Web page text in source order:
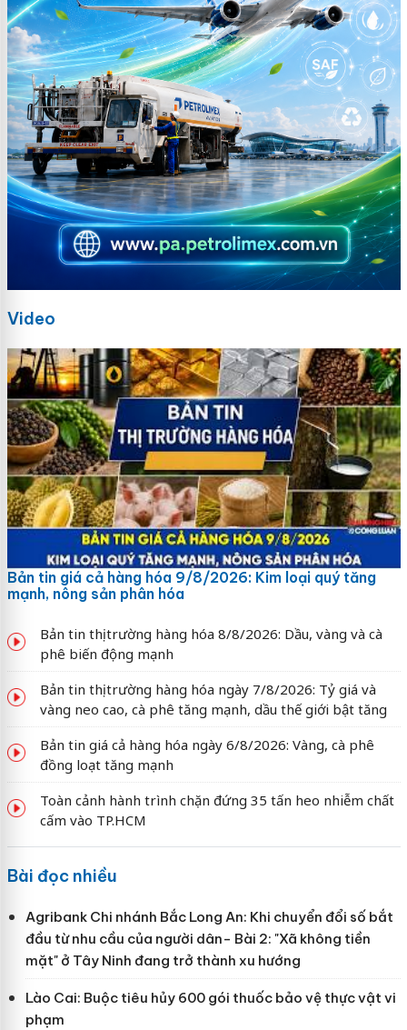
Video
Bản tin giá cả hàng hóa 9/8/2026: Kim loại quý tăng
mạnh, nông sản phân hóa
Bản tin thị trường hàng hóa 8/8/2026: Dầu, vàng và cà
phê biến động mạnh
Bản tin thị trường hàng hóa ngày 7/8/2026: Tỷ giá và
vàng neo cao, cà phê tăng mạnh, dầu thế giới bật tăng
Bản tin giá cả hàng hóa ngày 6/8/2026: Vàng, cà phê
đồng loạt tăng mạnh
Toàn cảnh hành trình chặn đứng 35 tấn heo nhiễm chất
cấm vào TP.HCM
Bài đọc nhiều
Agribank Chi nhánh Bắc Long An: Khi chuyển đổi số bắt
đầu từ nhu cầu của người dân- Bài 2: "Xã không tiền
mặt" ở Tây Ninh đang trở thành xu hướng
Lào Cai: Buộc tiêu hủy 600 gói thuốc bảo vệ thực vật vi
phạm